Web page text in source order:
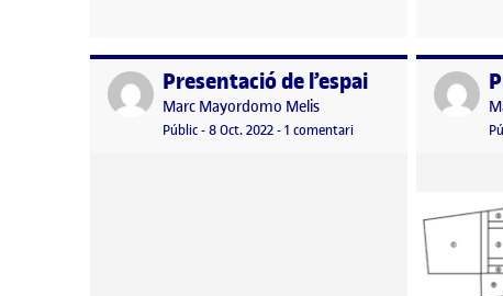
Publicat perPresentació de l’espai
Publicat per
Marc Mayordomo Melis
Visibilitat:
Públic-Data de publicació
8 Oct. 20228 octubre, 2022 8:18 pm
-1 comentaria Presentació de l’espai
Publicat